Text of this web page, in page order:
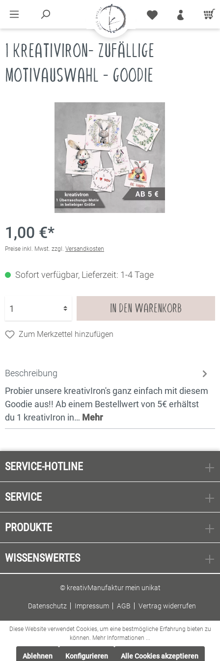
1 KREATIVIRON- ZUFÄLLIGE
MOTIVAUSWAHL - GOODIE
1,00 €*
Preise inkl. Mwst. zzgl. Versandkosten
Sofort verfügbar, Lieferzeit: 1-4 Tage
IN DEN WARENKORB
Zum Merkzettel hinzufügen
Beschreibung
Probier unsere kreativIron's ganz einfach mit diesem
Goodie aus!! Ab einem Bestellwert von 5€ erhältst
du 1 kreativIron in… Mehr
SERVICE-HOTLINE
SERVICE
PRODUKTE
WISSENSWERTES
© kreativManufaktur mein unikat
Datenschutz Impressum AGB Vertrag widerrufen
Diese Website verwendet Cookies, um eine bestmögliche Erfahrung bieten zu
können. Mehr Informationen ...
Ablehnen Konfigurieren Alle Cookies akzeptieren